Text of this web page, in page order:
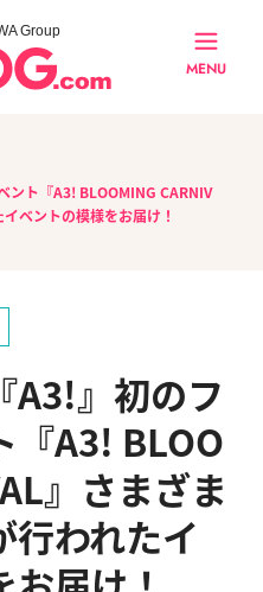
Group
MENU
ント『A3! BLOOMING CARNIV
ベントの模様をお届け！
A3!』初のフ
『A3! BLOO
』さまざま
行われたイ